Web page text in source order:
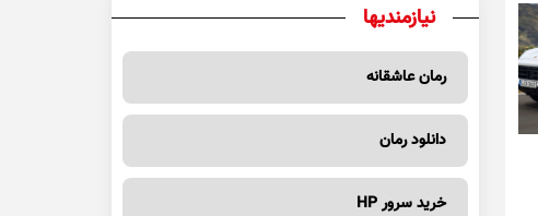
نیازمندیها
رمان عاشقانه
دانلود رمان
خرید سرور HP